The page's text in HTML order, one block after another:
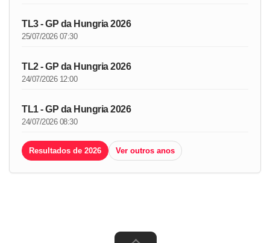
TL3 - GP da Hungria 2026
25/07/2026 07:30
TL2 - GP da Hungria 2026
24/07/2026 12:00
TL1 - GP da Hungria 2026
24/07/2026 08:30
Resultados de 2026 Ver outros anos